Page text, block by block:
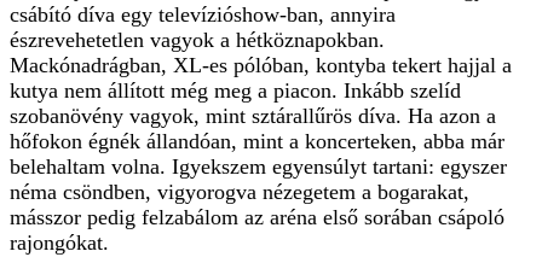
csábító díva egy televízió­show-ban, annyira
észrevehetetlen vagyok a hétköznapokban.
Mackónadrágban, XL-es pólóban, kontyba tekert hajjal a
kutya nem állított még meg a piacon. Inkább szelíd
szobanövény vagyok, mint sztár­allűrös díva. Ha azon a
hőfokon égnék állandóan, mint a koncerteken, abba már
belehaltam volna. Igyekszem egyensúlyt tartani: egyszer
néma csöndben, vigyorogva nézegetem a bogarakat,
másszor pedig felzabálom az aréna első sorában csápoló
rajongókat.